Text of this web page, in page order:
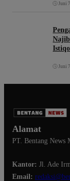
Juni
Juni
Alamat
PT. Bentang News
Kantor: Jl. Ade
Email: